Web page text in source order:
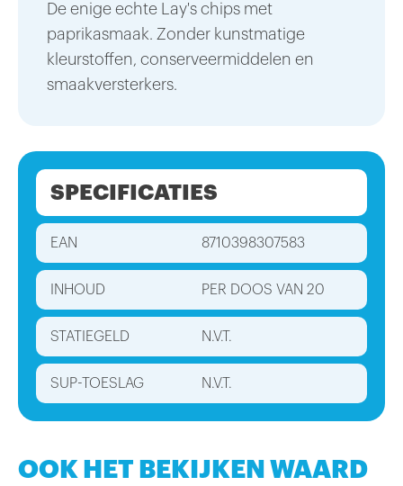
De enige echte Lay's chips met
paprikasmaak. Zonder kunstmatige
kleurstoffen, conserveermiddelen en
smaakversterkers.
SPECIFICATIES
EAN 8710398307583
INHOUD PER DOOS VAN 20
STATIEGELD N.V.T.
SUP-TOESLAG N.V.T.
OOK HET BEKIJKEN WAARD